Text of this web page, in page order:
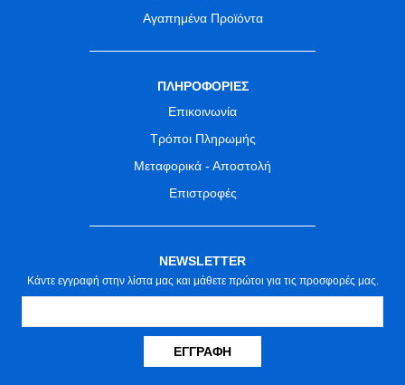
Αγαπημένα Προϊόντα
ΠΛΗΡΟΦΟΡΙΕΣ
Επικοινωνία
Τρόποι Πληρωμής
Μεταφορικά - Αποστολή
Επιστροφές
NEWSLETTER
Κάντε εγγραφή στην λίστα μας και μάθετε πρώτοι για τις προσφορές μας.
ΕΓΓΡΑΦΉ